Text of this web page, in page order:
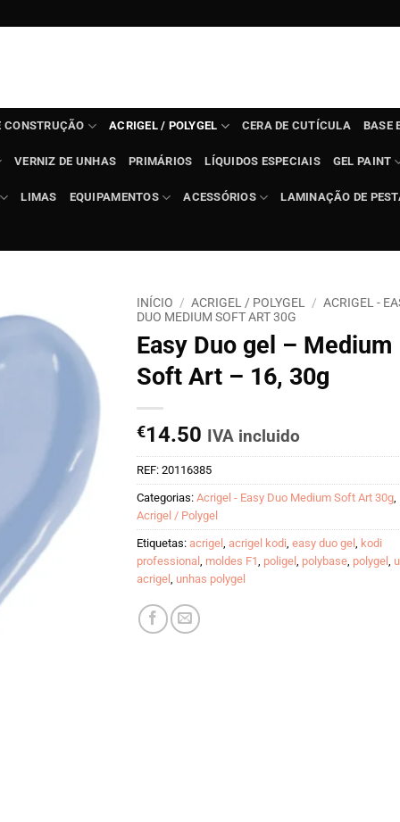
CONSTRUÇÃO ACRIGEL / POLYGEL CERA DE CUTÍCULA BASE
VERNIZ DE UNHAS PRIMÁRIOS LÍQUIDOS ESPECIAIS GEL PAINT
LIMAS EQUIPAMENTOS ACESSÓRIOS LAMINAÇÃO DE
INÍCIO / ACRIGEL / POLYGEL / ACRIGEL -
DUO MEDIUM SOFT ART 30G
Easy Duo gel – Medium
Soft Art – 16, 30g
€14.50 IVA incluido
REF: 20116385
Categorias: Acrigel - Easy Duo Medium Soft Art 30g
Acrigel / Polygel
Etiquetas: acrigel acrigel kodi easy duo gel
kodi
professional
moldes F1 poligel polybase polygel
acrigel
unhas polygel